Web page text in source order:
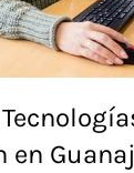
en